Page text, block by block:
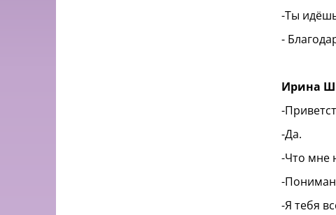
-Ты
-
Ирина
-
-Да.
-Что мне
-
-Я тебя